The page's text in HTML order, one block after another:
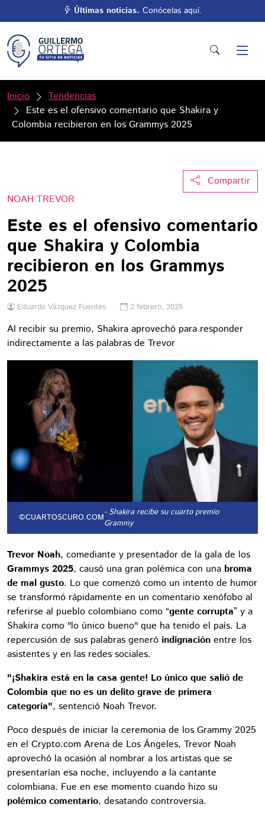
Últimas noticias. Conócelas aquí.
Inicio
Tendencias
Este es el ofensivo comentario que Shakira y
Colombia recibieron en los Grammys 2025
Compartir
NOAH TREVOR
Este es el ofensivo comentario
que Shakira y Colombia
recibieron en los Grammys
2025
Eduardo Vázquez Fuentes 2 febrero, 2025
Al recibir su premio, Shakira aprovechó para responder
indirectamente a las palabras de Trevor
©CUARTOSCURO.COM- Shakira recibe su cuarto premio
Grammy
Trevor Noah, comediante y presentador de la gala de los
Grammys 2025, causó una gran polémica con una broma
de mal gusto. Lo que comenzó como un intento de humor
se transformó rápidamente en un comentario xenófobo al
referirse al pueblo colombiano como “gente corrupta” y a
Shakira como "lo único bueno" que ha tenido el país. La
repercusión de sus palabras generó indignación entre los
asistentes y en las redes sociales.
"¡Shakira está en la casa gente! Lo único que salió de
Colombia que no es un delito grave de primera
categoría", sentenció Noah Trevor.
Poco después de iniciar la ceremonia de los Grammy 2025
en el Crypto.com Arena de Los Ángeles, Trevor Noah
aprovechó la ocasión al nombrar a los artistas que se
presentarían esa noche, incluyendo a la cantante
colombiana. Fue en ese momento cuando hizo su
polémico comentario, desatando controversia.